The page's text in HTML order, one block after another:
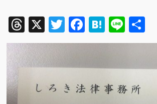
Threads
X TwitterFacebook
Hatena
Line